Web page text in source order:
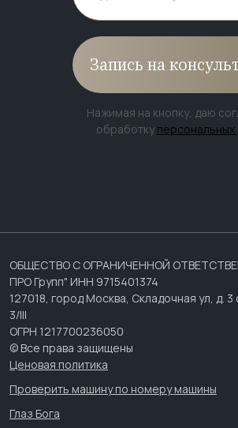
Запись на
Нажимая на кнопку, даю
обработку персональных
ОБЩЕСТВО С ОГРАНИЧЕННОЙ
ПРО Групп" ИНН 9715401374
127018, город Москва, Складочная ул, д.
3/III
ОГРН 1217700236050
© Все права защищены
Ценовая политика
Проверить машину по номеру машины
Глаз Бога